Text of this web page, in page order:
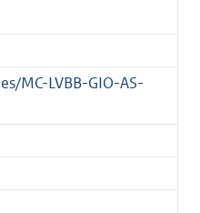
MC-LVBB-GIO-AS-